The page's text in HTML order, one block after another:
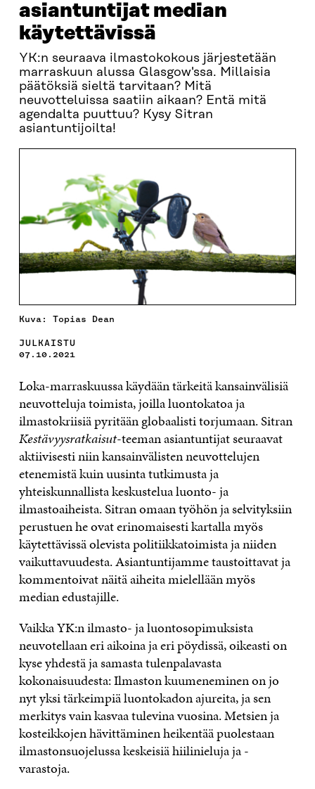
asiantuntijat median
käytettävissä
YK:n seuraava ilmastokokous järjestetään
marraskuun alussa Glasgow'ssa. Millaisia
päätöksiä sieltä tarvitaan? Mitä
neuvotteluissa saatiin aikaan? Entä mitä
agendalta puuttuu? Kysy Sitran
asiantuntijoilta!
Kuva: Topias Dean
JULKAISTU
07.10.2021
Loka-marraskuussa käydään tärkeitä kansainvälisiä
neuvotteluja toimista, joilla luontokatoa ja
ilmastokriisiä pyritään globaalisti torjumaan. Sitran
Kestävyysratkaisut-teeman asiantuntijat seuraavat
aktiivisesti niin kansainvälisten neuvottelujen
etenemistä kuin uusinta tutkimusta ja
yhteiskunnallista keskustelua luonto- ja
ilmastoaiheista. Sitran omaan työhön ja selvityksiin
perustuen he ovat erinomaisesti kartalla myös
käytettävissä olevista politiikkatoimista ja niiden
vaikuttavuudesta. Asiantuntijamme taustoittavat ja
kommentoivat näitä aiheita mielellään myös
median edustajille.
Vaikka YK:n ilmasto- ja luontosopimuksista
neuvotellaan eri aikoina ja eri pöydissä, oikeasti on
kyse yhdestä ja samasta tulenpalavasta
kokonaisuudesta: Ilmaston kuumeneminen on jo
nyt yksi tärkeimpiä luontokadon ajureita, ja sen
merkitys vain kasvaa tulevina vuosina. Metsien ja
kosteikkojen hävittäminen heikentää puolestaan
ilmastonsuojelussa keskeisiä hiilinieluja ja -
varastoja.